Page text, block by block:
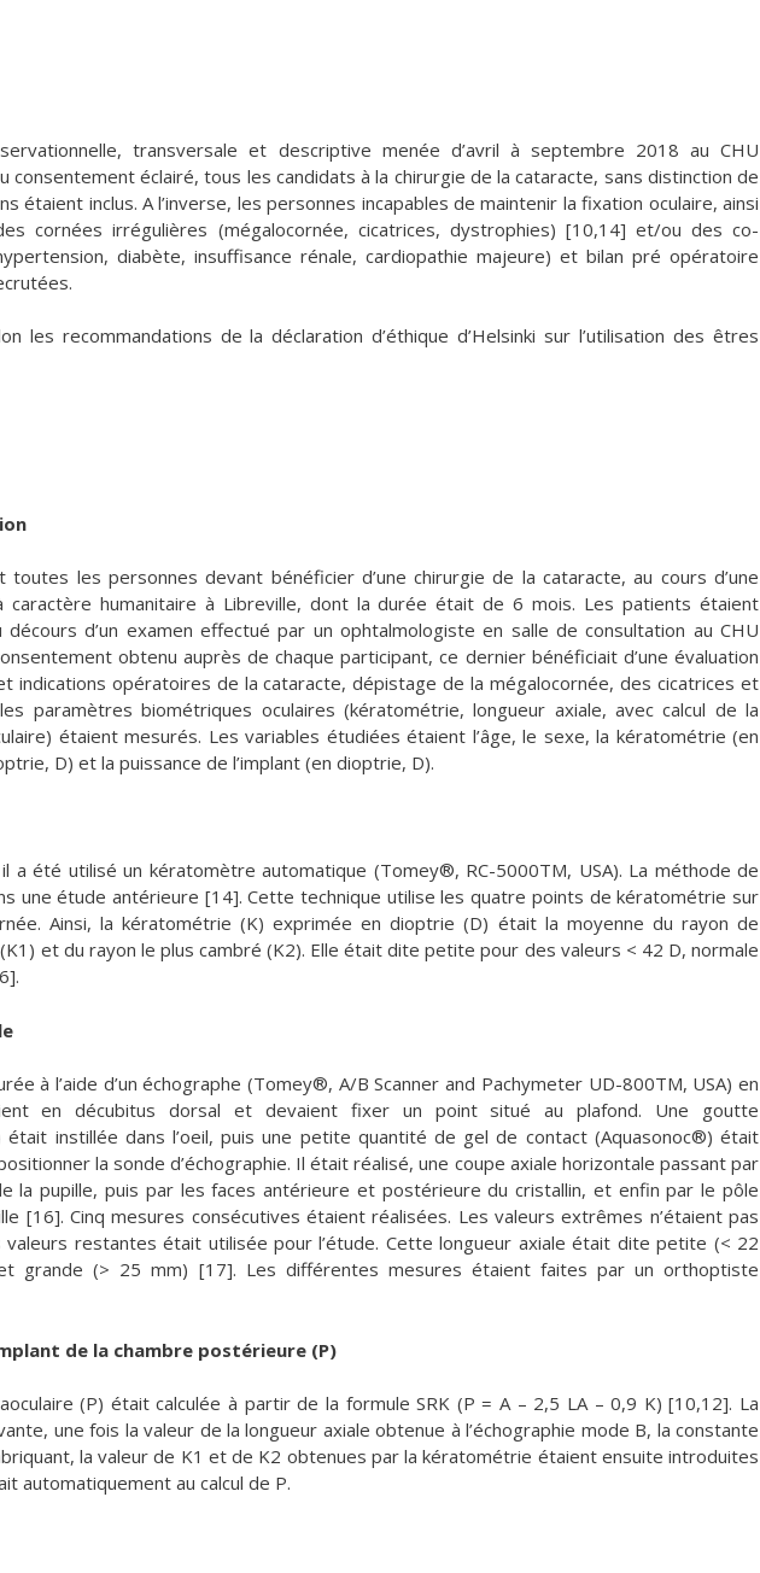
transversale et descriptive menée d’avril à septembre 2018 au CHU
consentement éclairé, tous les candidats à la chirurgie de la cataracte, sans distinction de
étaient inclus. A l’inverse, les personnes incapables de maintenir la fixation oculaire, ainsi
cornées irrégulières (mégalocornée, cicatrices, dystrophies) [10,14] et/ou des co-
diabète, insuffisance rénale, cardiopathie majeure) et bilan pré opératoire
les recommandations de la déclaration d’éthique d’Helsinki sur l’utilisation des êtres
toutes les personnes devant bénéficier d’une chirurgie de la cataracte, au cours d’une
caractère humanitaire à Libreville, dont la durée était de 6 mois. Les patients étaient
d’un examen effectué par un ophtalmologiste en salle de consultation au CHU
obtenu auprès de chaque participant, ce dernier bénéficiait d’une évaluation
indications opératoires de la cataracte, dépistage de la mégalocornée, des cicatrices et
paramètres biométriques oculaires (kératométrie, longueur axiale, avec calcul de la
étaient mesurés. Les variables étudiées étaient l’âge, le sexe, la kératométrie (en
D) et la puissance de l’implant (en dioptrie, D).
a été utilisé un kératomètre automatique (Tomey®, RC-5000TM, USA). La méthode de
une étude antérieure [14]. Cette technique utilise les quatre points de kératométrie sur
Ainsi, la kératométrie (K) exprimée en dioptrie (D) était la moyenne du rayon de
et du rayon le plus cambré (K2). Elle était dite petite pour des valeurs < 42 D, normale
à l’aide d’un échographe (Tomey®, A/B Scanner and Pachymeter UD-800TM, USA) en
en décubitus dorsal et devaient fixer un point situé au plafond. Une goutte
était instillée dans l’oeil, puis une petite quantité de gel de contact (Aquasonoc®) était
la sonde d’échographie. Il était réalisé, une coupe axiale horizontale passant par
la pupille, puis par les faces antérieure et postérieure du cristallin, et enfin par le pôle
[16]. Cinq mesures consécutives étaient réalisées. Les valeurs extrêmes n’étaient pas
restantes était utilisée pour l’étude. Cette longueur axiale était dite petite (< 22
grande (> 25 mm) [17]. Les différentes mesures étaient faites par un orthoptiste
de la chambre postérieure (P)
(P) était calculée à partir de la formule SRK (P = A – 2,5 LA – 0,9 K) [10,12]. La
une fois la valeur de la longueur axiale obtenue à l’échographie mode B, la constante
la valeur de K1 et de K2 obtenues par la kératométrie étaient ensuite introduites
automatiquement au calcul de P.